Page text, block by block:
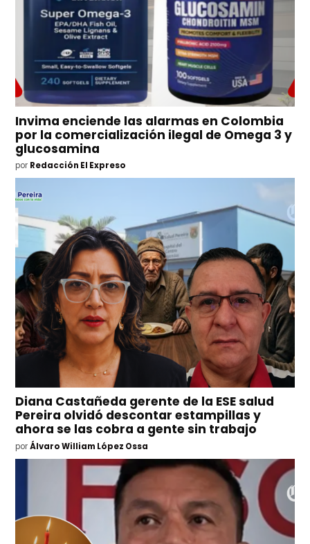
Invima enciende las alarmas en Colombia
por la comercialización ilegal de Omega 3 y
glucosamina
por Redacción El Expreso
Diana Castañeda gerente de la ESE salud
Pereira olvidó descontar estampillas y
ahora se las cobra a gente sin trabajo
por Álvaro William López Ossa